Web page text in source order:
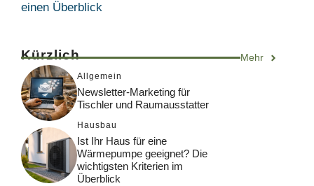
einen Überblick
Kürzlich Mehr
Allgemein
Newsletter-Marketing für
Tischler und Raumausstatter
Hausbau
Ist Ihr Haus für eine
Wärmepumpe geeignet? Die
wichtigsten Kriterien im
Überblick